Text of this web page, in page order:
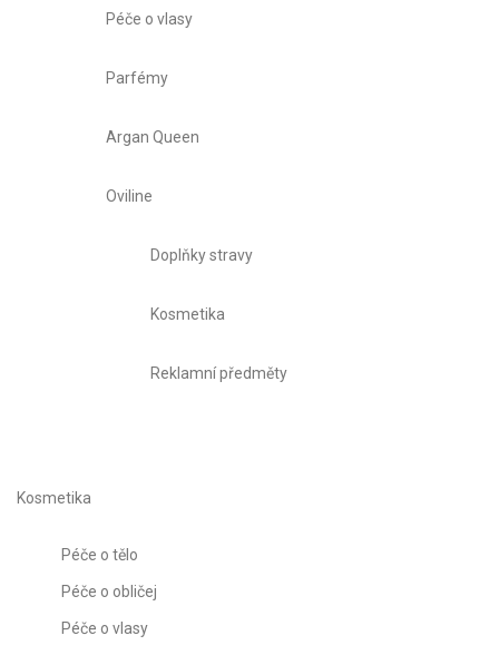
Péče o vlasy
Parfémy
Argan Queen
Oviline
Doplňky stravy
Kosmetika
Reklamní předměty
Kosmetika
Péče o tělo
Péče o obličej
Péče o vlasy